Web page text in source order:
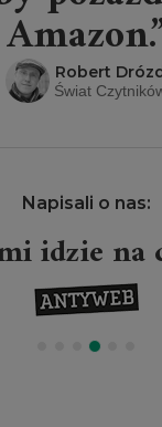
Robert
Świat
Napisali o nas:
idzie na